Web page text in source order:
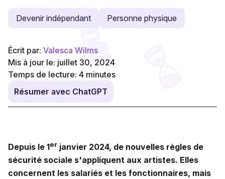
Devenir indépendant Personne physique
Écrit par: Valesca Wilms
Mis à jour le: juillet 30, 2024
Temps de lecture: 4 minutes
Résumer avec ChatGPT
Depuis le 1er janvier 2024, de nouvelles règles de
sécurité sociale s'appliquent aux artistes. Elles
concernent les salariés et les fonctionnaires, mais